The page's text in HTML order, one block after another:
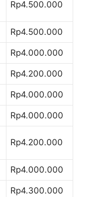
Rp4.500.000
Rp4.500.000
Rp4.000.000
Rp4.200.000
Rp4.000.000
Rp4.000.000
Rp4.200.000
Rp4.000.000
Rp4.300.000